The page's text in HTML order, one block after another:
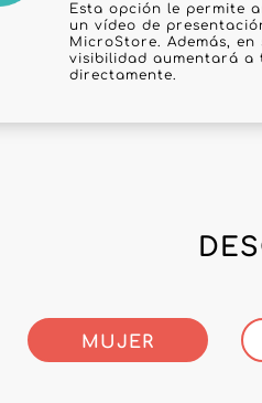
Esta opción le permite
un vídeo de
MicroStore. Además,
visibilidad aumentará a
directamente.
MUJER